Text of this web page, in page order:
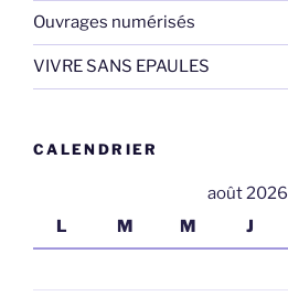
Ouvrages numérisés
VIVRE SANS EPAULES
CALENDRIER
août 2026
L
M M J